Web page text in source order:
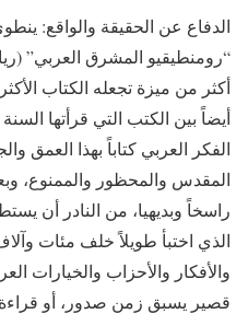
الدفاع عن الحقيقة والواقع:
أكثر من ميزة تجعله الكتاب
أيضاً بين الكتب التي قرأتها
الفكر العربي كتاباً بهذا العمق
المقدس والمحظور والممنوع،
راسخاً وبديهيا، من النادر أن
الذي اختبأ طويلاً خلف مئات
والأفكار والأحزاب والخيارات
قصير يسبق زمن صدور، أو قراءة